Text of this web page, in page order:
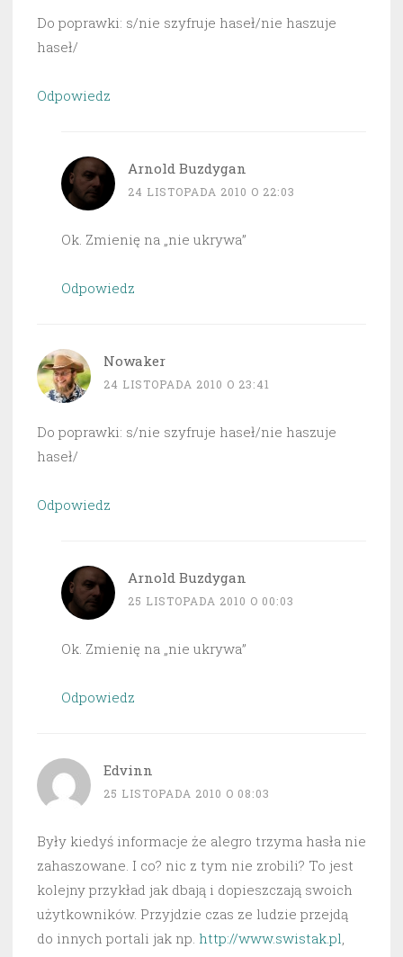
Do poprawki: s/nie szyfruje haseł/nie haszuje
haseł/
Odpowiedz
Arnold Buzdygan
24 LISTOPADA 2010 O 22:03
Ok. Zmienię na „nie ukrywa”
Odpowiedz
Nowaker
24 LISTOPADA 2010 O 23:41
Do poprawki: s/nie szyfruje haseł/nie haszuje
haseł/
Odpowiedz
Arnold Buzdygan
25 LISTOPADA 2010 O 00:03
Ok. Zmienię na „nie ukrywa”
Odpowiedz
Edvinn
25 LISTOPADA 2010 O 08:03
Były kiedyś informacje że alegro trzyma hasła nie
zahaszowane. I co? nic z tym nie zrobili? To jest
kolejny przykład jak dbają i dopieszczają swoich
użytkowników. Przyjdzie czas ze ludzie przejdą
do innych portali jak np. http://www.swistak.pl,